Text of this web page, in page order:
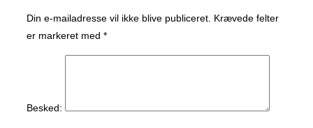
Din e-mailadresse vil ikke blive publiceret. Krævede felter
er markeret med *
Besked: